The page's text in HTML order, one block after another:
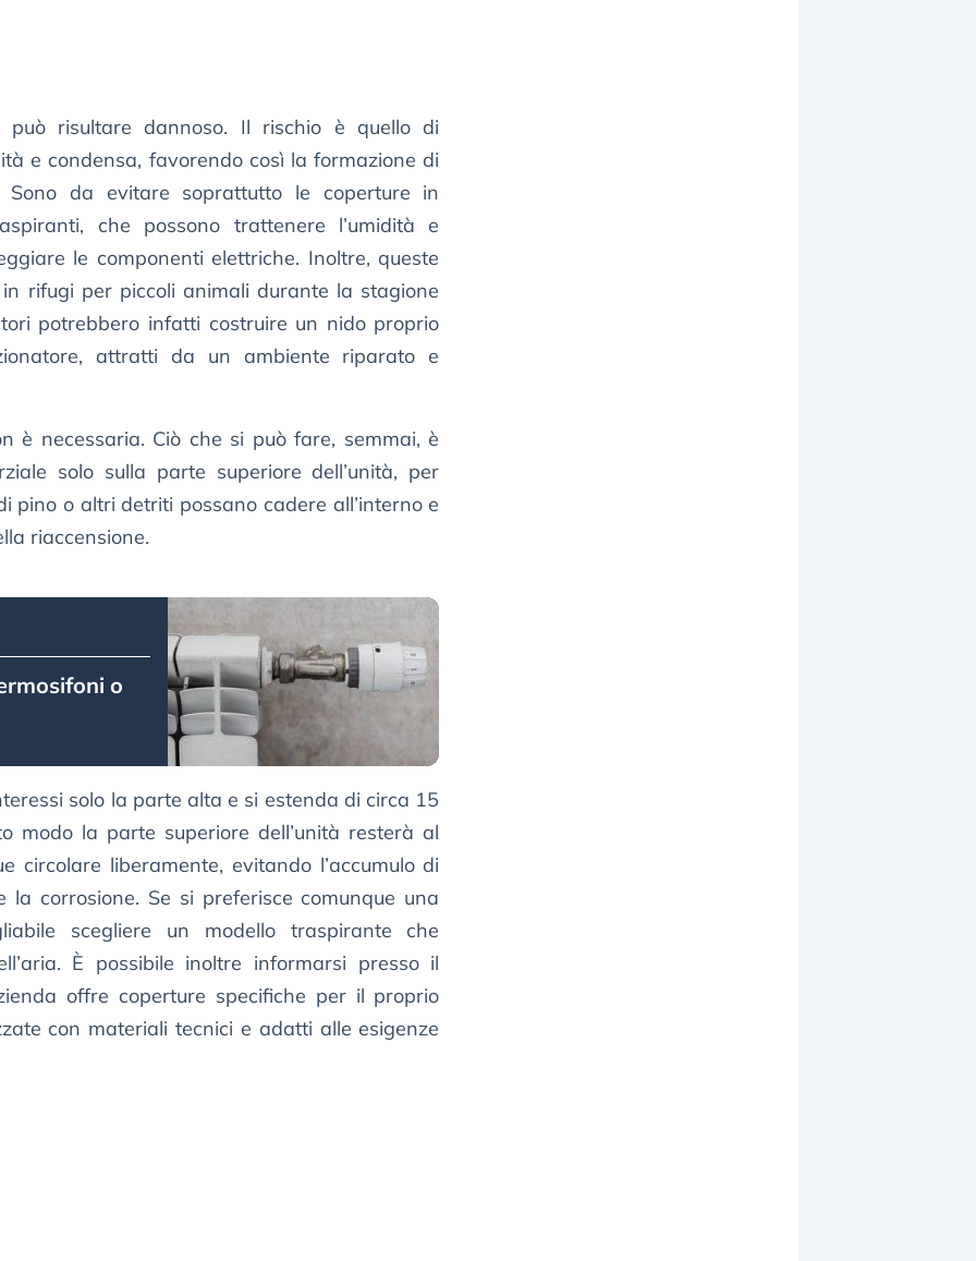
può risultare dannoso. Il rischio è quello di
e condensa, favorendo così la formazione di
da evitare soprattutto le coperture in
che possono trattenere l’umidità e
le componenti elettriche. Inoltre, queste
rifugi per piccoli animali durante la stagione
potrebbero infatti costruire un nido proprio
attratti da un ambiente riparato e
è necessaria. Ciò che si può fare, semmai, è
solo sulla parte superiore dell’unità, per
pino o altri detriti possano cadere all’interno e
riaccensione.
o
solo la parte alta e si estenda di circa 15
modo la parte superiore dell’unità resterà al
circolare liberamente, evitando l’accumulo di
corrosione. Se si preferisce comunque una
scegliere un modello traspirante che
È possibile inoltre informarsi presso il
offre coperture specifiche per il proprio
con materiali tecnici e adatti alle esigenze